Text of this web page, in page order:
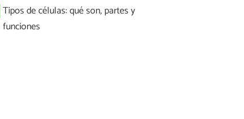
Tipos de células: qué son, partes y
funciones